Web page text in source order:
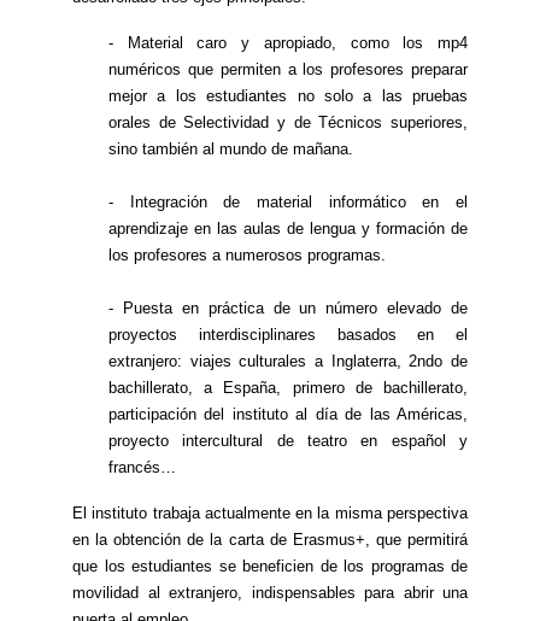
- Material caro y apropiado, como los mp4
numéricos que permiten a los profesores preparar
mejor a los estudiantes no solo a las pruebas
orales de Selectividad y de Técnicos superiores,
sino también al mundo de mañana.
- Integración de material informático en el
aprendizaje en las aulas de lengua y formación de
los profesores a numerosos programas.
- Puesta en práctica de un número elevado de
proyectos interdisciplinares basados en el
extranjero: viajes culturales a Inglaterra, 2ndo de
bachillerato, a España, primero de bachillerato,
participación del instituto al día de las Américas,
proyecto intercultural de teatro en español y
francés…
El instituto trabaja actualmente en la misma perspectiva
en la obtención de la carta de Erasmus+, que permitirá
que los estudiantes se beneficien de los programas de
movilidad al extranjero, indispensables para abrir una